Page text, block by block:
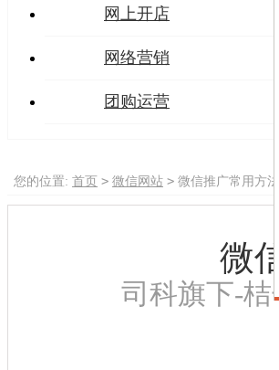
网上开店
网络营销
团购运营
微信网站
您的位置: 首页 > 微信网站 > 微信推广常用方法
微
司科旗下-桔